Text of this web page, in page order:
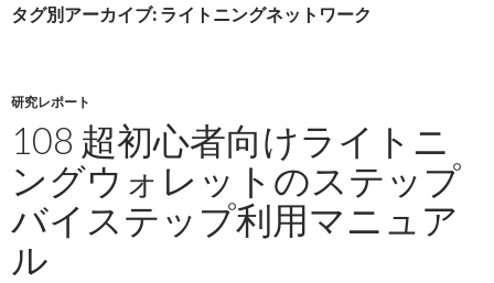
ン
動
タグ別アーカイブ: ライトニングネットワーク
研究レポート
108 超初心者向けライトニ
ングウォレットのステップ
バイステップ利用マニュア
ル